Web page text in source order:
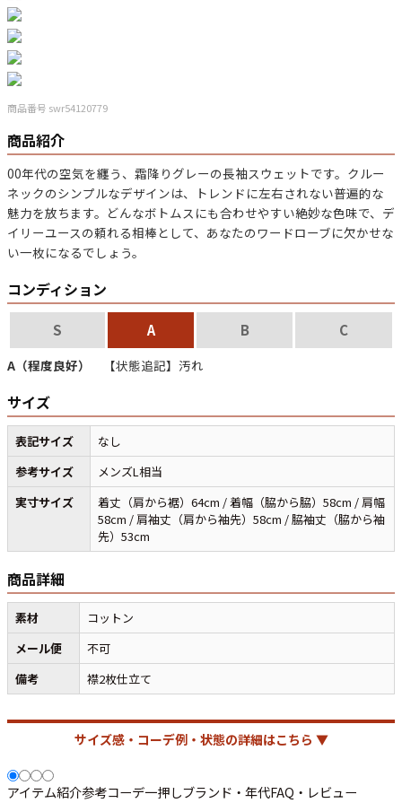
Search by Maniac
Tシャツ
USA製
ボロ ミリタリー
すべてのマニアックを見る
Search by Period年代から探す
90年代 80年代 70年代
すべての年代を見る
週刊ラッシュアウト新聞
古着コラム
メディア・イベント情報
Youtube 古着屋Rush Out チャンネル
スタッフコーディネート
商品番号 swr54120779
商品紹介
00年代の空気を纏う、霜降りグレーの長袖スウェットです。クルー
ネックのシンプルなデザインは、トレンドに左右されない普遍的な
魅力を放ちます。どんなボトムスにも合わせやすい絶妙な色味で、デ
イリーユースの頼れる相棒として、あなたのワードローブに欠かせな
い一枚になるでしょう。
コンディション
S A B C
A（程度良好） 【状態追記】汚れ
サイズ
表記サイズ
なし
参考サイズ
メンズL相当
実寸サイズ
着丈（肩から裾）64cm / 着幅（脇から脇）58cm / 肩幅
58cm / 肩袖丈（肩から袖先）58cm / 脇袖丈（脇から袖
先）53cm
商品詳細
素材
コットン
メール便
不可
備考
襟2枚仕立て
サイズ感・コーデ例・状態の詳細はこちら ▼
アイテム紹介参考コーデ一押しブランド・年代FAQ・レビュー